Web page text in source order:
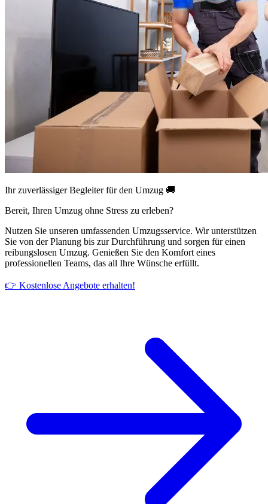
Ihr zuverlässiger Begleiter für den Umzug 🚚
Bereit, Ihren Umzug ohne Stress zu erleben?
Nutzen Sie unseren umfassenden Umzugsservice. Wir unterstützen
Sie von der Planung bis zur Durchführung und sorgen für einen
reibungslosen Umzug. Genießen Sie den Komfort eines
professionellen Teams, das all Ihre Wünsche erfüllt.
👉 Kostenlose Angebote erhalten!